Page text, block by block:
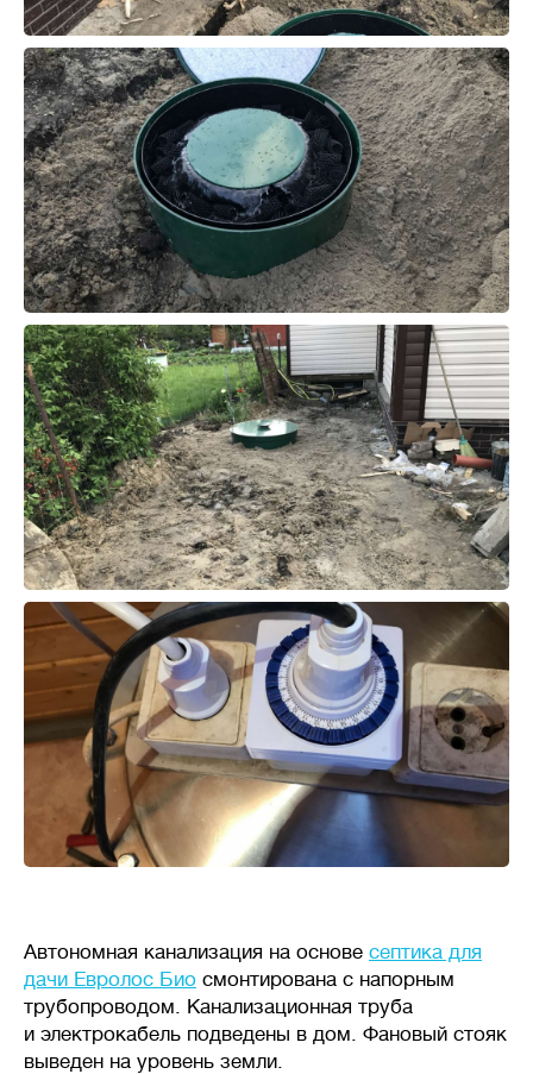
Автономная канализация на основе септика для
дачи Евролос Био смонтирована с напорным
трубопроводом. Канализационная труба
и электрокабель подведены в дом. Фановый стояк
выведен на уровень земли.